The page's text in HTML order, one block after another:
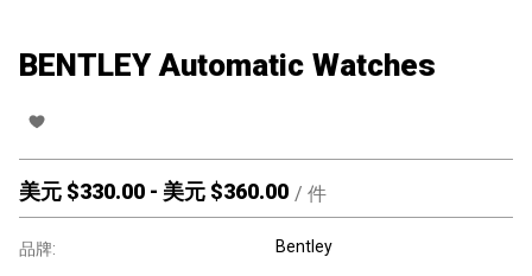
BENTLEY Automatic Watches
美元 $330.00 - 美元 $360.00 / 件
品牌: Bentley